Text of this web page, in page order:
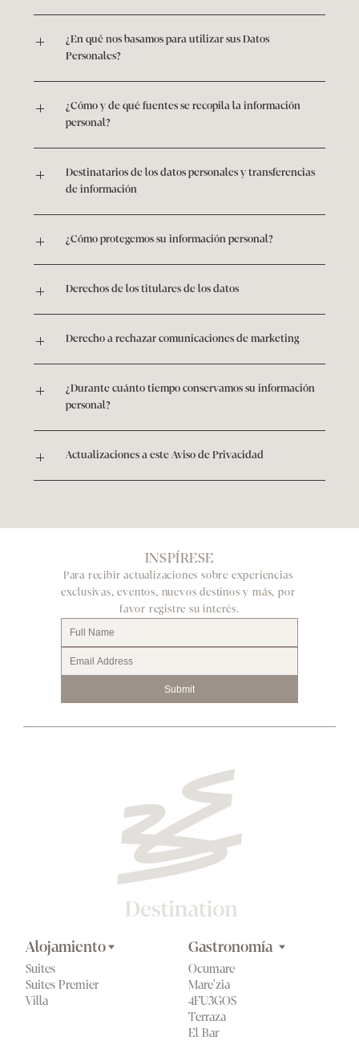
¿En qué nos basamos para utilizar sus Datos
Personales?
¿Cómo y de qué fuentes se recopila la información
personal?
Destinatarios de los datos personales y transferencias
de información
¿Cómo protegemos su información personal?
Derechos de los titulares de los datos
Derecho a rechazar comunicaciones de marketing
¿Durante cuánto tiempo conservamos su información
personal?
Actualizaciones a este Aviso de Privacidad
INSPÍRESE
Para recibir actualizaciones sobre experiencias
exclusivas, eventos, nuevos destinos y más, por
favor registre su interés.
Submit
Alojamiento
Suites
Suites Premier
Villa
Gastronomía
Ocumare
Mare'zia
4FU3GOS
Terraza
El Bar